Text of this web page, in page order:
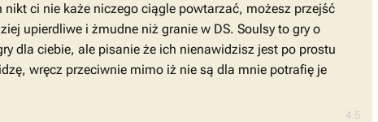
4.5
ci nie każe niczego ciągle powtarzać, możesz przejść
upierdliwe i żmudne niż granie w DS. Soulsy to gry o
dla ciebie, ale pisanie że ich nienawidzisz jest po prostu
wręcz przeciwnie mimo iż nie są dla mnie potrafię je